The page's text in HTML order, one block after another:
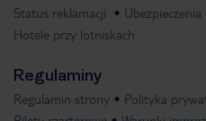
Status reklamacji
Ubezpieczenia
Hotele przy lotniskach
Regulaminy
Regulamin strony Polityka